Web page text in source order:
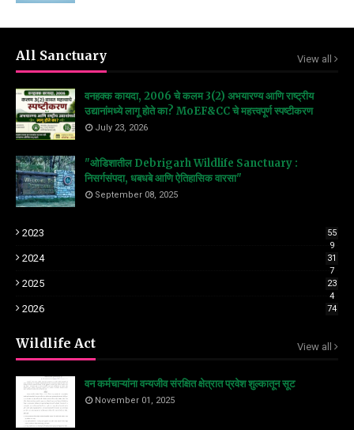
All Sanctuary View all
वनहक्क कायदा, 2006 चे कलम 3(2) अभयारण्य आणि राष्ट्रीय
उद्यानांमध्ये लागू होते का? MoEF&CC चे महत्त्वपूर्ण स्पष्टीकरण
July 23, 2026
"ओडिशातील Debrigarh Wildlife Sanctuary :
निसर्गसंपदा, धबधबे आणि ऐतिहासिक वारसा"
September 08, 2025
2023
55
9
2024
31
7
2025
23
4
2026 74
Wildlife Act View all
वन कर्मचाऱ्यांना वन्यजीव संरक्षित क्षेत्रात प्रवेश शुल्कातून सूट
November 01, 2025